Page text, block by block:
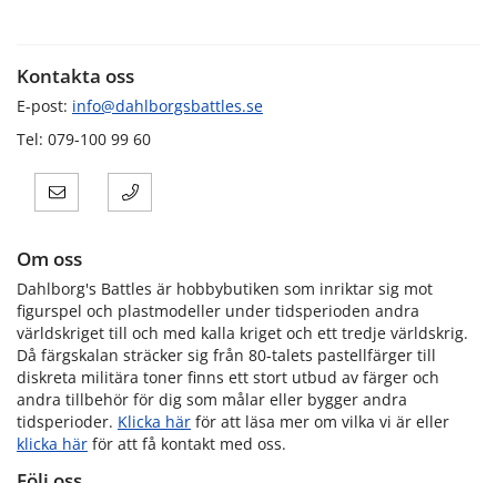
Kontakta oss
E-post: info@dahlborgsbattles.se
Tel: 079-100 99 60
Om oss
Dahlborg's Battles är hobbybutiken som inriktar sig mot
figurspel och plastmodeller under tidsperioden andra
världskriget till och med kalla kriget och ett tredje världskrig.
Då färgskalan sträcker sig från 80-talets pastellfärger till
diskreta militära toner finns ett stort utbud av färger och
andra tillbehör för dig som målar eller bygger andra
tidsperioder. Klicka här för att läsa mer om vilka vi är eller
klicka här för att få kontakt med oss.